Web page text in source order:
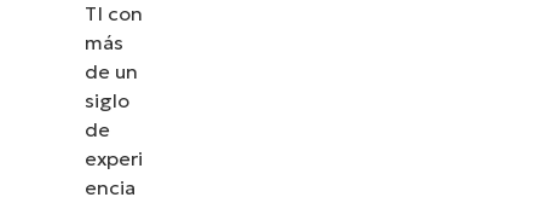
TI con
más
de un
siglo
de
experi
encia